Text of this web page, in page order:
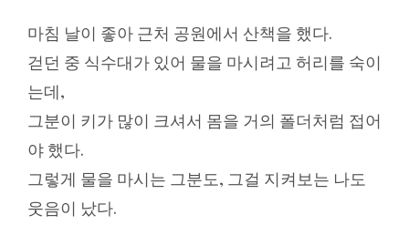
마침 날이 좋아 근처 공원에서 산책을 했다.
걷던 중 식수대가 있어 물을 마시려고 허리를 숙이
는데,
그분이 키가 많이 크셔서 몸을 거의 폴더처럼 접어
야 했다.
그렇게 물을 마시는 그분도, 그걸 지켜보는 나도
웃음이 났다.